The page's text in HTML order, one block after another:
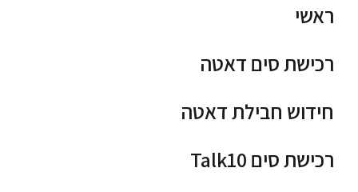
ראשי
רכישת סים דאטה
חידוש חבילת דאטה
רכישת סים Talk10